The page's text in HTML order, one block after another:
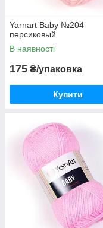
Yarnart Baby №204
персиковый
В наявності
175 ₴/упаковка
Купити